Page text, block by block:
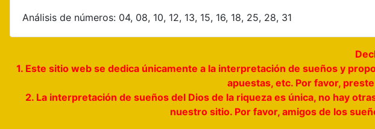
Análisis de números: 04, 08, 10, 12, 13, 15, 16, 18, 25, 28, 31
1. Este sitio web se dedica únicamente a la interpretación de sueños y
apuestas, etc. Por favor,
2. La interpretación de sueños del Dios de la riqueza es única, no hay
nuestro sitio. Por favor, amigos de los